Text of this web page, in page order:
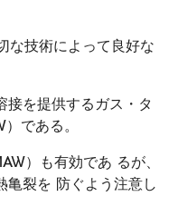
な技術によって良好な
接を提供するガス・タ
である。
）も有効であ るが、
亀裂を 防ぐよう注意し